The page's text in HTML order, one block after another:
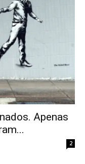
Apenas
2